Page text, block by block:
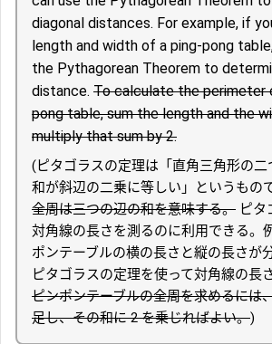
diagonal distances. For example, if
length and width of a ping-pong
the Pythagorean Theorem to
distance. To calculate the perimeter
pong table, sum the length and the
multiply that sum by 2.
(ピタゴラスの定理は「直角三角形の二
和が斜辺の二乗に等しい」というもの
全周は三つの辺の和を意味する。 ピタ
対角線の長さを測るのに利用できる。
ポンテーブルの横の長さと縦の長さが
ピタゴラスの定理を使って対角線の長
ピンポンテーブルの全周を求めるには
足し、その和に 2 を乗じればよい。)